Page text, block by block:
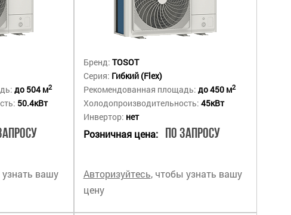
до 504 м2
50.4кВт
вашу
Бренд: TOSOT
Серия: Гибкий (Flex)
Рекомендованная площадь: до 450 м2
Холодопроизводительность: 45кВт
Инвертор: нет
Розничная цена: По запросу
Авторизуйтесь, чтобы узнать вашу
цену